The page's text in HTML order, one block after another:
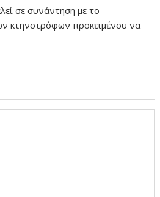
σε συνάντηση με το
κτηνοτρόφων προκειμένου να